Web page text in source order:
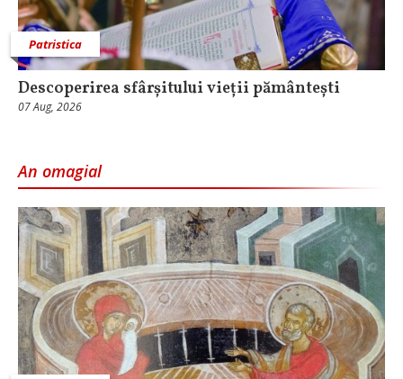
Patristica
Descoperirea sfârșitului vieții pământești
07 Aug, 2026
An omagial